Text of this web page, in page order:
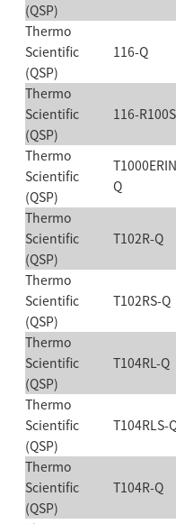
(QSP)
Thermo
Scientific
(QSP)
116-Q
Thermo
Scientific
(QSP)
116-
Thermo
Scientific
(QSP)
Q
Thermo
Scientific
(QSP)
T102R-Q
Thermo
Scientific
(QSP)
T102RS-Q
Thermo
Scientific
(QSP)
T104RL-Q
Thermo
Scientific
(QSP)
T104RLS-
Thermo
Scientific
(QSP)
T104R-Q